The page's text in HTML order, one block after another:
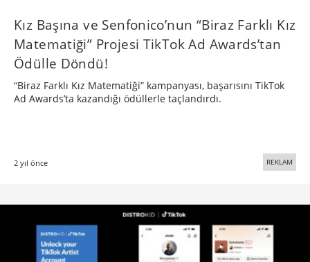
Kız Başına ve Senfonico’nun “Biraz Farklı Kız
Matematiği” Projesi TikTok Ad Awards’tan
Ödülle Döndü!
“Biraz Farklı Kız Matematiği” kampanyası, başarısını TikTok
Ad Awards’ta kazandığı ödüllerle taçlandırdı.
2 yıl önce REKLAM